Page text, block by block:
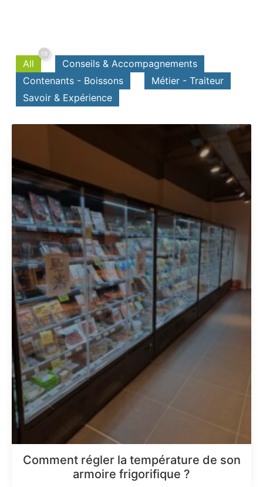
19
Conseils & Accompagnements
Contenants - Boissons
Métier - Traiteur
Savoir & Expérience
Comment régler la température de son
armoire frigorifique ?